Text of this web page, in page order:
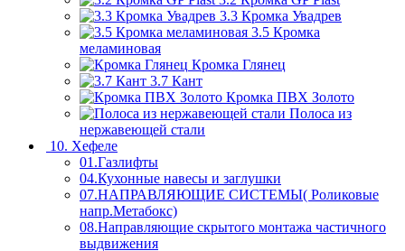
3.3 Кромка Увадрев
3.5 Кромка
меламиновая
Кромка Глянец
3.7 Кант
Кромка ПВХ Золото
Полоса из
нержавеющей стали
10. Хефеле
01.Газлифты
04.Кухонные навесы и заглушки
07.НАПРАВЛЯЮЩИЕ СИСТЕМЫ( Роликовые
напр.Метабокс)
08.Направляющие скрытого монтажа частичного
выдвижения